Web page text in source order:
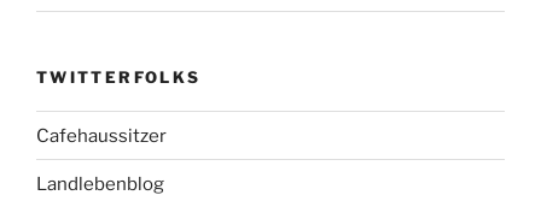
TWITTERFOLKS
Cafehaussitzer
Landlebenblog